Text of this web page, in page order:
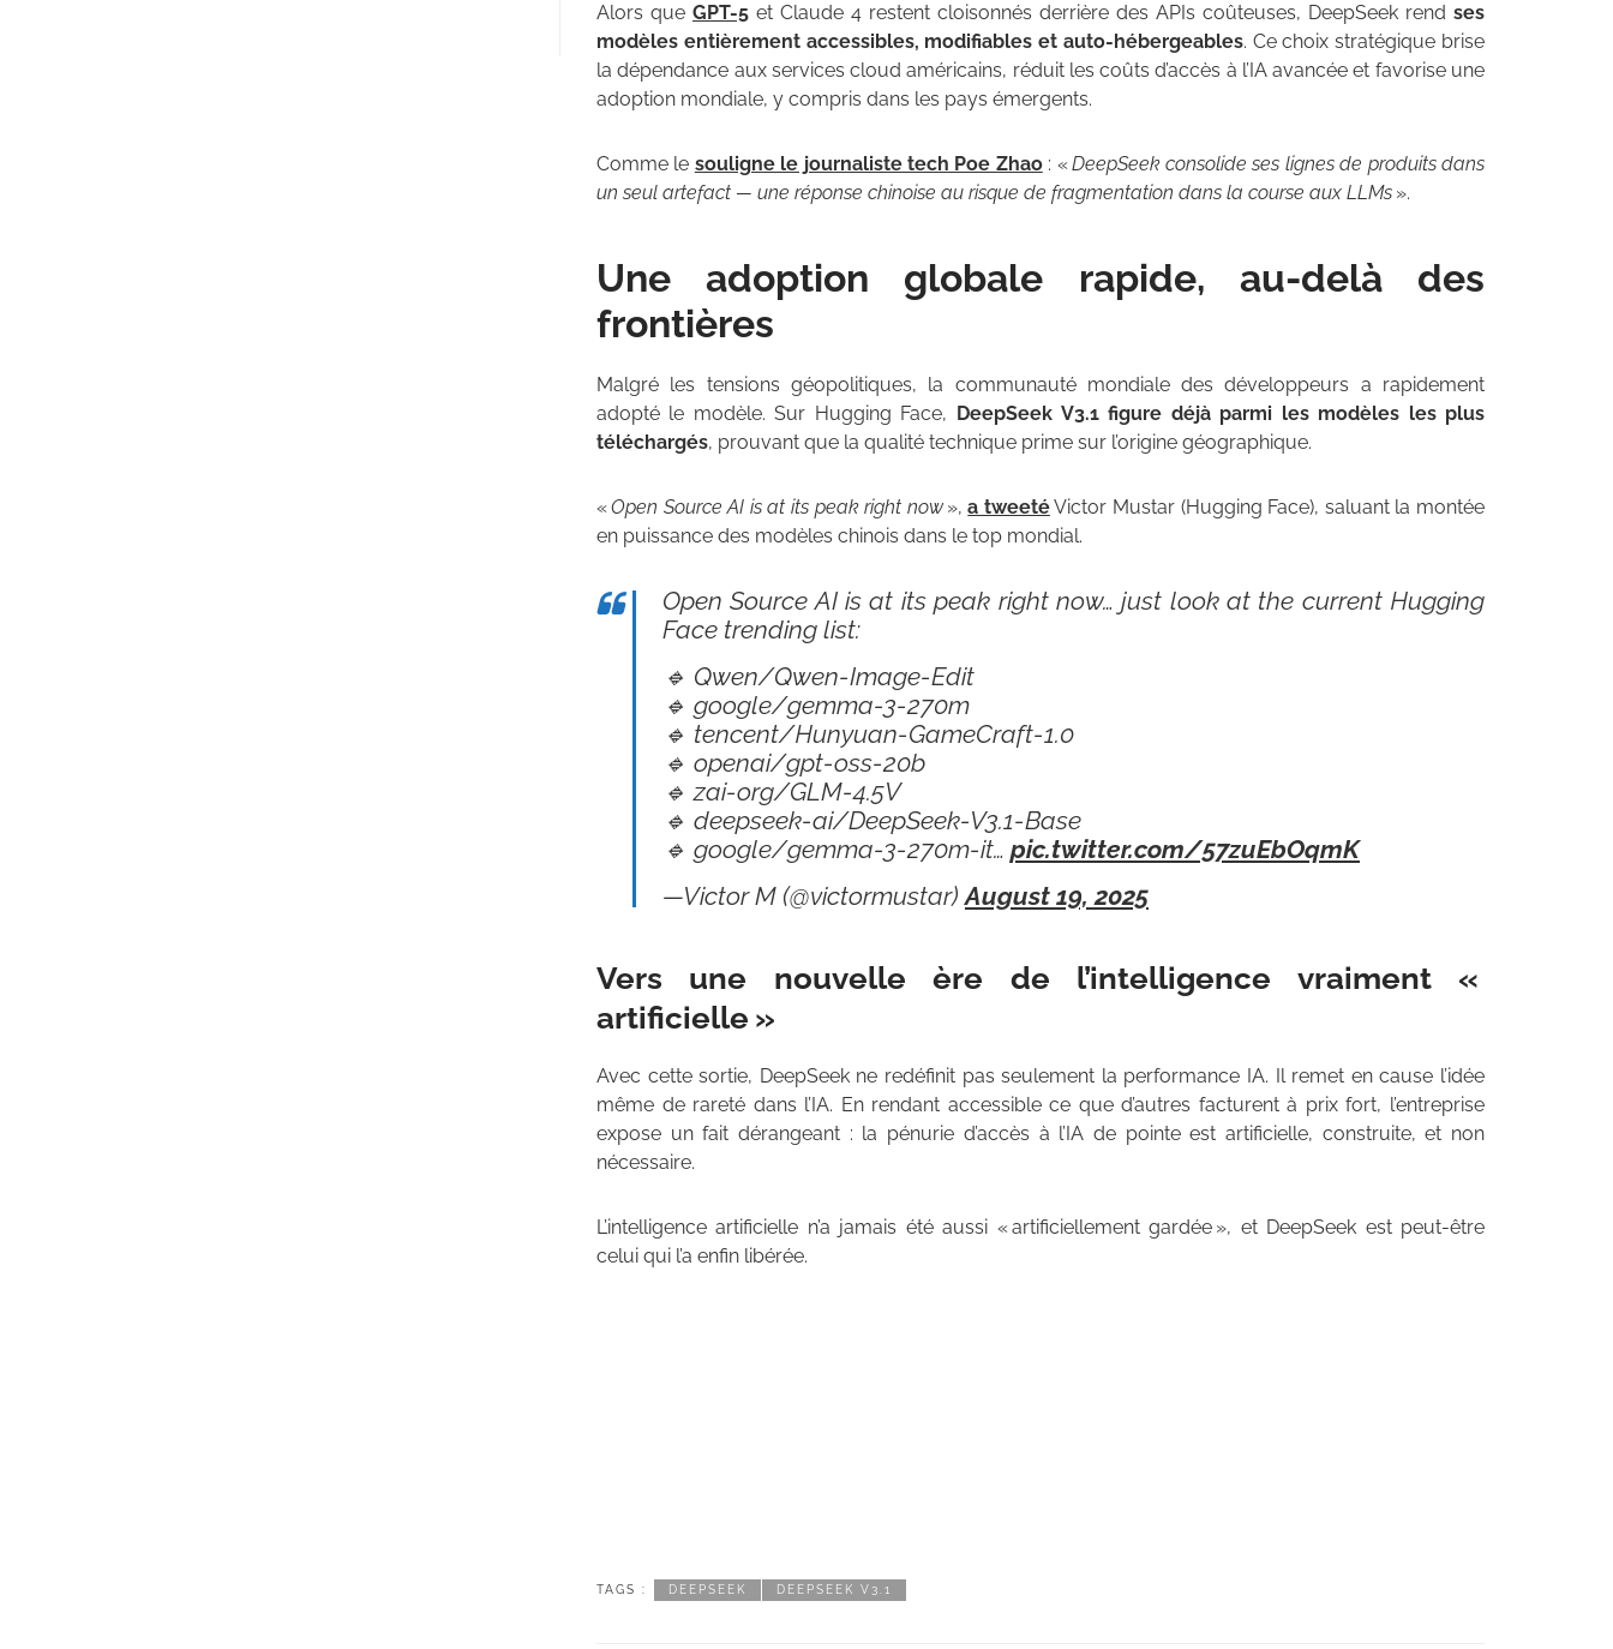
Alors que GPT-5 et Claude 4 restent cloisonnés derrière des APIs coûteuses, DeepSeek rend ses
modèles entièrement accessibles, modifiables et auto-hébergeables. Ce choix stratégique brise
la dépendance aux services cloud américains, réduit les coûts d’accès à l’IA avancée et favorise une
adoption mondiale, y compris dans les pays émergents.
Comme le souligne le journaliste tech Poe Zhao: «DeepSeek consolide ses lignes de produits dans
un seul artefact — une réponse chinoise au risque de fragmentation dans la course aux LLMs ».
Une adoption globale rapide, au-delà des
frontières
Malgré les tensions géopolitiques, la communauté mondiale des développeurs a rapidement
adopté le modèle. Sur Hugging Face,
DeepSeek V3.1 figure déjà parmi les modèles les plus
téléchargés, prouvant que la qualité technique prime sur l’origine géographique.
«Open Source AI is at its peak right now»,a tweetéVictor Mustar (Hugging Face), saluant la montée
en puissance des modèles chinois dans le top mondial.
Open Source AI is at its peak right now… just look at the current Hugging
Face trending list:
🔹 Qwen/Qwen-Image-Edit
🔹 google/gemma-3-270m
🔹 tencent/Hunyuan-GameCraft-1.0
🔹 openai/gpt-oss-20b
🔹 zai-org/GLM-4.5V
🔹 deepseek-ai/DeepSeek-V3.1-Base
🔹 google/gemma-3-270m-it… pic.twitter.com/57zuEbOqmK
—Victor M (@victormustar)August 19, 2025
Vers une nouvelle ère de l’intelligence vraiment «
artificielle »
Avec cette sortie, DeepSeek ne redéfinit pas seulement la performance IA. Il remet en cause l’idée
même de rareté dans l’IA. En rendant accessible ce que d’autres facturent à prix fort, l’entreprise
expose un fait dérangeant : la pénurie d’accès à l’IA de pointe est artificielle, construite, et non
nécessaire.
L’intelligence artificielle n’a jamais été aussi « artificiellement gardée », et DeepSeek est peut-être
celui qui l’a enfin libérée.
TAGS : DEEPSEEK DEEPSEEK V3.1